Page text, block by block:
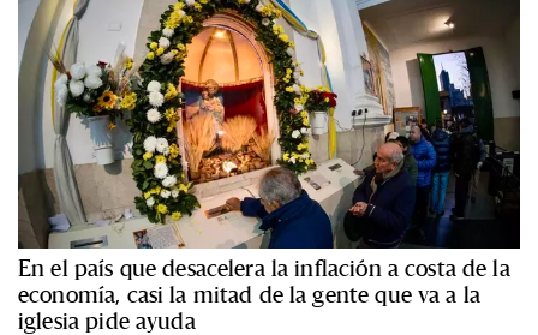
En el país que desacelera la inflación a costa de la
economía, casi la mitad de la gente que va a la
iglesia pide ayuda